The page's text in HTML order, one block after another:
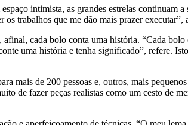
intimista, as grandes estrelas continuam
trabalhos que me dão mais prazer executar”,
cada bolo conta uma história. “Cada
uma história e tenha significado”, refere.
mais de 200 pessoas e, outros, mais
de fazer peças realistas como um cesto de